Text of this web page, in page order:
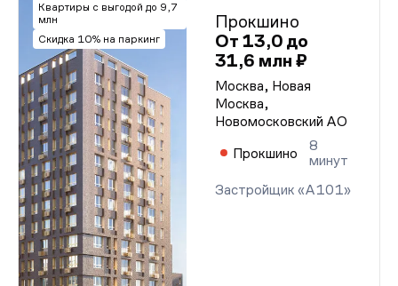
Квартиры с выгодой до 9,7
млн
Скидка 10% на паркинг
Прокшино
От 13,0 до
31,6 млн ₽
Москва, Новая
Москва,
Новомосковский АО
Прокшино
8
минут
Застройщик «А101»